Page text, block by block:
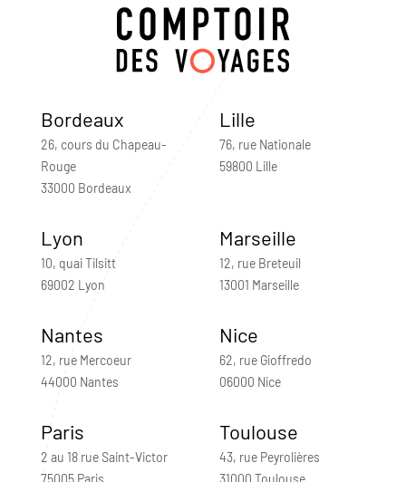
Bordeaux
26, cours du Chapeau-
Rouge
33000 Bordeaux
Lille
76, rue Nationale
59800 Lille
Lyon
10, quai Tilsitt
69002 Lyon
Marseille
12, rue Breteuil
13001 Marseille
Nantes
12, rue Mercoeur
44000 Nantes
Nice
62, rue Gioffredo
06000 Nice
Paris
2 au 18 rue Saint-Victor
75005 Paris
Toulouse
43, rue Peyrolières
31000 Toulouse